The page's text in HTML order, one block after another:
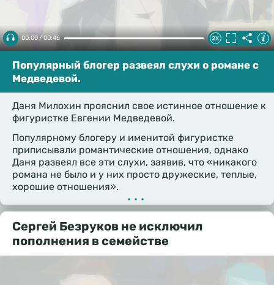
00:00 / 00:46
Популярный блогер развеял слухи о романе с
Медведевой.
Даня Милохин прояснил свое истинное отношение к
фигуристке Евгении Медведевой.
Популярному блогеру и именитой фигуристке
приписывали романтические отношения, однако
Даня развеял все эти слухи, заявив, что «никакого
романа не было и у них просто дружеские, теплые,
хорошие отношения».
•••
Сергей Безруков не исключил
пополнения в семействе